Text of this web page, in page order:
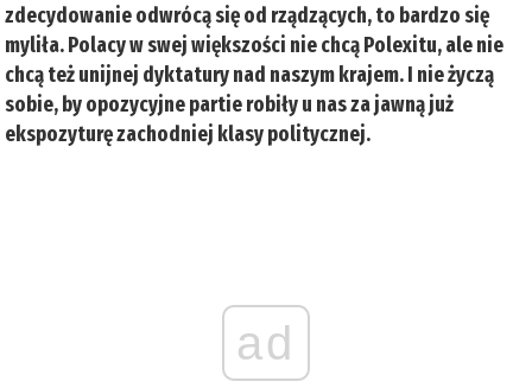
zdecydowanie odwrócą się od rządzących, to bardzo się
myliła. Polacy w swej większości nie chcą Polexitu, ale nie
chcą też unijnej dyktatury nad naszym krajem. I nie życzą
sobie, by opozycyjne partie robiły u nas za jawną już
ekspozyturę zachodniej klasy politycznej.
ad